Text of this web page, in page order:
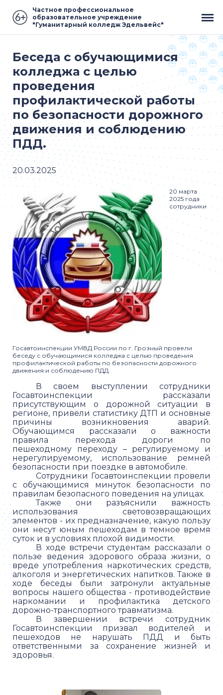
Частное профессиональное
образовательное учреждение
"Гуманитарный колледж Эдельвейс"
Беседа с обучающимися
колледжа с целью
проведения
профилактической работы
по безопасности дорожного
движения и соблюдению
ПДД.
20.03.2025
20 марта
2025 года
сотрудники
Госавтоинспекции УМВД России по г. Грозный провели
беседу с обучающимися колледжа с целью проведения
профилактической работы по безопасности дорожного
движения и соблюдению ПДД.
В своем выступлении сотрудники
Госавтоинспекции рассказали
присутствующим о дорожной ситуации в
регионе, привели статистику ДТП и основные
причины возникновения аварий.
Обучающимся рассказали о важности
правила перехода дороги по
пешеходному переходу – регулируемому и
нерегулируемому, использование ремней
безопасности при поездке в автомобиле.
Сотрудники Госавтоинспекции провели
с обучающимися минуток безопасности по
правилам безопасного поведения на улицах.
Также они разъяснили важность
использования световозвращающих
элементов - их предназначение, какую пользу
они несут юным пешеходам в темное время
суток и в условиях плохой видимости.
В ходе встречи студентам рассказали о
пользе ведения здорового образа жизни, о
вреде употребления наркотических средств,
алкоголя и энергетических напитков. Также в
ходе беседы были затронули актуальные
вопросы нашего общества - противодействие
наркомании и профилактика детского
дорожно-транспортного травматизма.
В завершении встречи сотрудник
Госавтоинспекции призвал водителей и
пешеходов не нарушать ПДД и быть
ответственными за сохранение жизней и
здоровья.